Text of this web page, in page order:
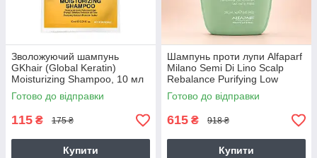
Зволожуючий шампунь
GKhair (Global Keratin)
Moisturizing Shampoo, 10 мл
Готово до відправки
115 ₴ 175 ₴
Купити
Шампунь проти лупи Alfaparf
Milano Semi Di Lino Scalp
Rebalance Purifying Low
Shampoo, 250 мл
Готово до відправки
615 ₴ 918 ₴
Купити